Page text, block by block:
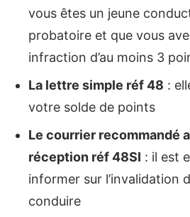
vous êtes un jeune
probatoire et que vous
infraction d’au moins 3
La lettre simple réf 48 :
votre solde de points
Le courrier recommandé
réception réf 48SI : il est
informer sur l’invalidation
conduire